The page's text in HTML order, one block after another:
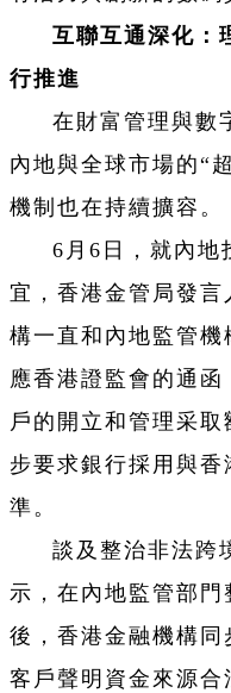
互聯互通深化：
行推進
在財富管理與數
內地與全球市場的“
機制也在持續擴容。
6月6日，就內地
宜，香港金管局發
構一直和內地監管機
應香港證監會的通
戶的開立和管理采取
步要求銀行採用與
準。
談及整治非法跨
示，在內地監管部
後，香港金融機構
客戶聲明資金來源合